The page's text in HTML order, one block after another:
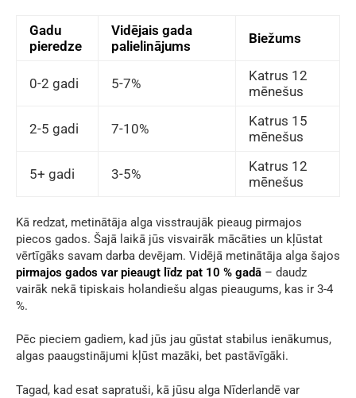
Gadu
pieredze
Vidējais gada
palielinājums
Biežums
0-2 gadi 5-7%
Katrus 12
mēnešus
2-5 gadi 7-10%
Katrus 15
mēnešus
5+ gadi 3-5%
Katrus 12
mēnešus
Kā redzat, metinātāja alga visstraujāk pieaug pirmajos
piecos gados. Šajā laikā jūs visvairāk mācāties un kļūstat
vērtīgāks savam darba devējam. Vidējā metinātāja alga šajos
pirmajos gados var pieaugt līdz pat 10 % gadā – daudz
vairāk nekā tipiskais holandiešu algas pieaugums, kas ir 3-4
%.
Pēc pieciem gadiem, kad jūs jau gūstat stabilus ienākumus,
algas paaugstinājumi kļūst mazāki, bet pastāvīgāki.
Tagad, kad esat sapratuši, kā jūsu alga Nīderlandē var